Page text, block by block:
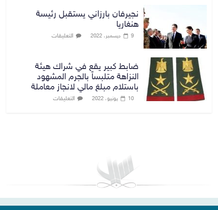
نجيرفان بارزاني يستقبل رئيسة
هنغاريا
9 ديسمبر، 2022 التعليقات
ضابط كبير يقع في شراك هيئة
النزاهة متلبساً بالجرم المشهود
باستلام مبلغ مالي لانجاز معاملة
10 يونيو، 2022 التعليقات